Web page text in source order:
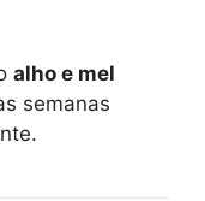
alho e mel
semanas